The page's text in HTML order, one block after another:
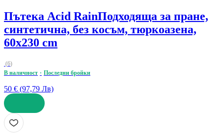
Пътека Acid RainПодходяща за пране,
синтетична, без косъм, тюркоазена,
60x230 cm
(6)
В наличност
Последни бройки
50 € (97,79 Лв)
ДОБАВИ